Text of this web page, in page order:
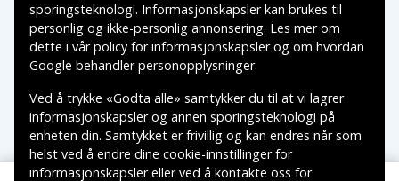
Betalingsalternativer
Leveringsalternativer
sporingsteknologi. Informasjonskapsler kan brukes til
personlig og ikke-personlig annonsering. Les mer om
dette i vårpolicy for informasjonskapslerog om hvordan
Google behandler personopplysninger.
Ved å trykke «Godta alle» samtykker du til at vi lagrer
informasjonskapsler og annen sporingsteknologi på
enheten din. Samtykket er frivillig og kan endres når som
helst ved å endre dine cookie-innstillinger for
informasjonskapsler eller ved å kontakte oss for